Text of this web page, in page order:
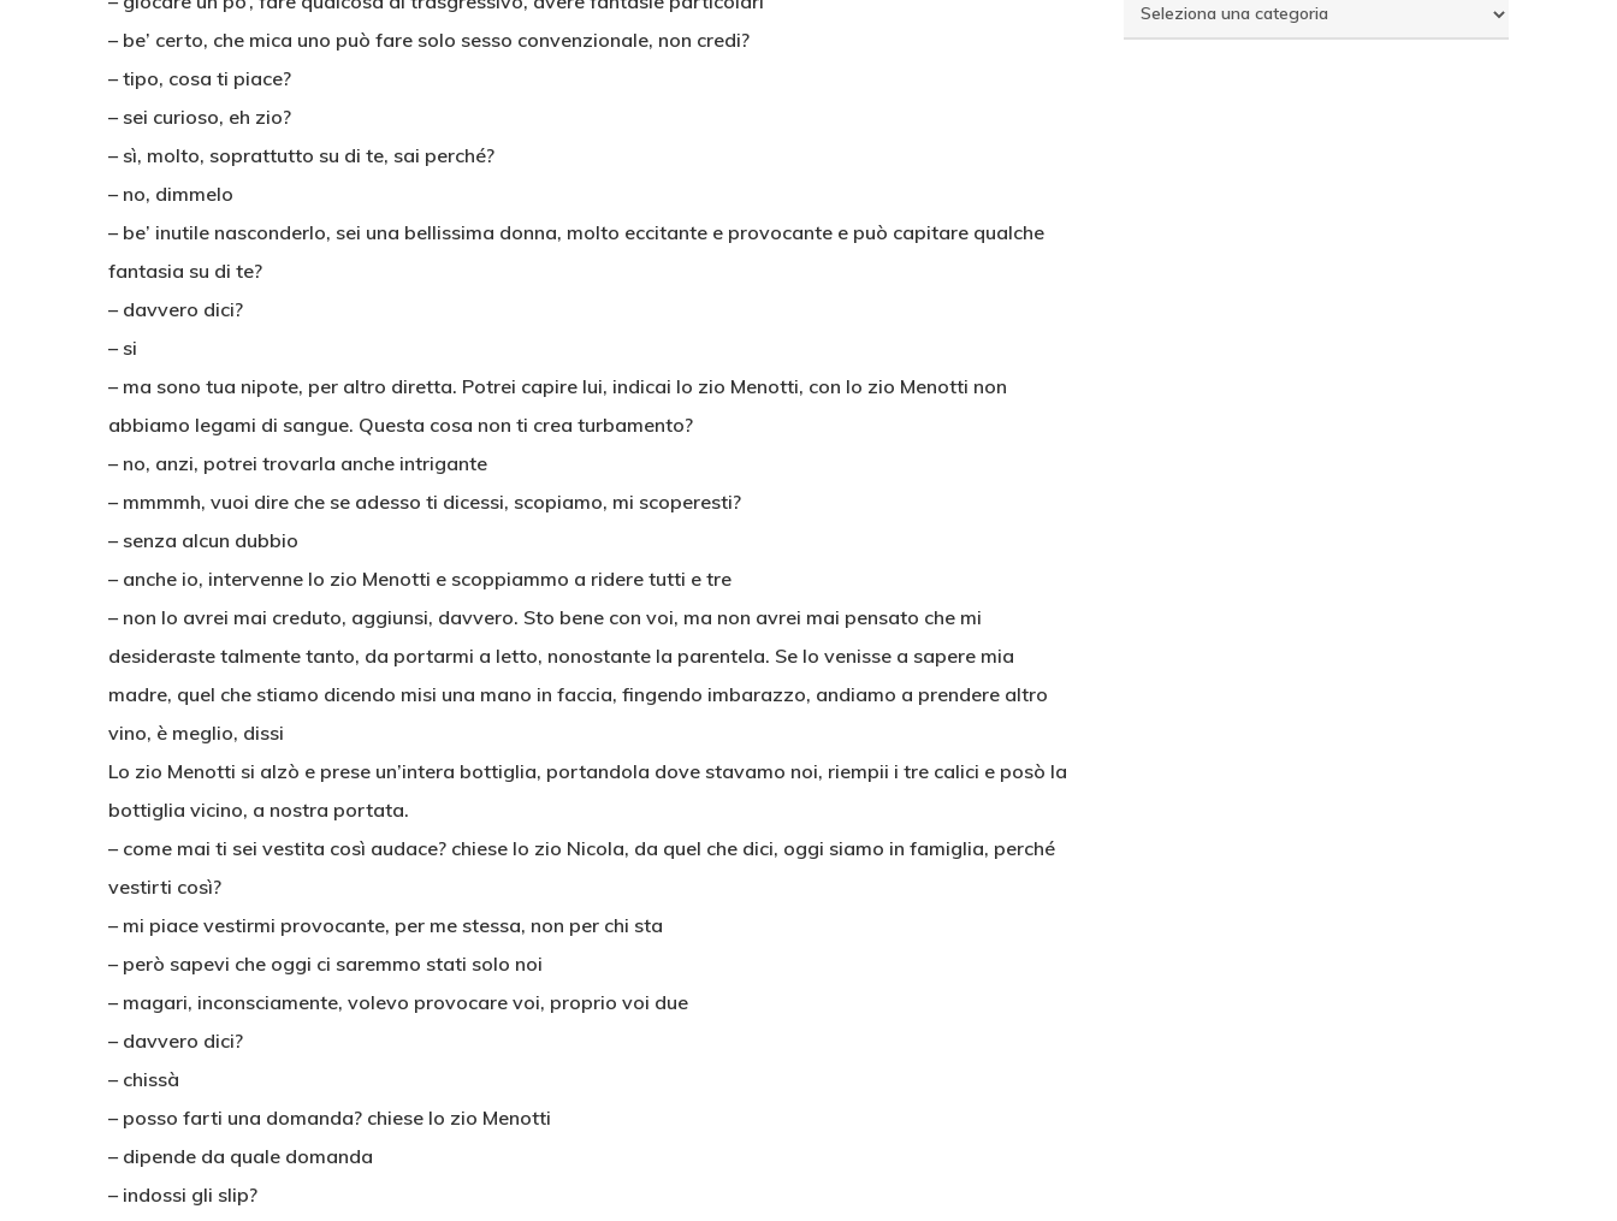
– be’ certo, che mica uno può fare solo sesso convenzionale, non credi?
– tipo, cosa ti piace?
– sei curioso, eh zio?
– sì, molto, soprattutto su di te, sai perché?
– no, dimmelo
– be’ inutile nasconderlo, sei una bellissima donna, molto eccitante e provocante e può capitare qualche
fantasia su di te?
– davvero dici?
– si
– ma sono tua nipote, per altro diretta. Potrei capire lui, indicai lo zio Menotti, con lo zio Menotti non
abbiamo legami di sangue. Questa cosa non ti crea turbamento?
– no, anzi, potrei trovarla anche intrigante
– mmmmh, vuoi dire che se adesso ti dicessi, scopiamo, mi scoperesti?
– senza alcun dubbio
– anche io, intervenne lo zio Menotti e scoppiammo a ridere tutti e tre
– non lo avrei mai creduto, aggiunsi, davvero. Sto bene con voi, ma non avrei mai pensato che mi
desideraste talmente tanto, da portarmi a letto, nonostante la parentela. Se lo venisse a sapere mia
madre, quel che stiamo dicendo misi una mano in faccia, fingendo imbarazzo, andiamo a prendere altro
vino, è meglio, dissi
Lo zio Menotti si alzò e prese un’intera bottiglia, portandola dove stavamo noi, riempii i tre calici e posò la
bottiglia vicino, a nostra portata.
– come mai ti sei vestita così audace? chiese lo zio Nicola, da quel che dici, oggi siamo in famiglia, perché
vestirti così?
– mi piace vestirmi provocante, per me stessa, non per chi sta
– però sapevi che oggi ci saremmo stati solo noi
– magari, inconsciamente, volevo provocare voi, proprio voi due
– davvero dici?
– chissà
– posso farti una domanda? chiese lo zio Menotti
– dipende da quale domanda
– indossi gli slip?
Seleziona
Categoria